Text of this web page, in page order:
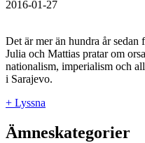
2016-01-27
Det är mer än hundra år
Julia och Mattias pratar om
nationalism, imperialism och
i Sarajevo.
+ Lyssna
Ämneskategorier